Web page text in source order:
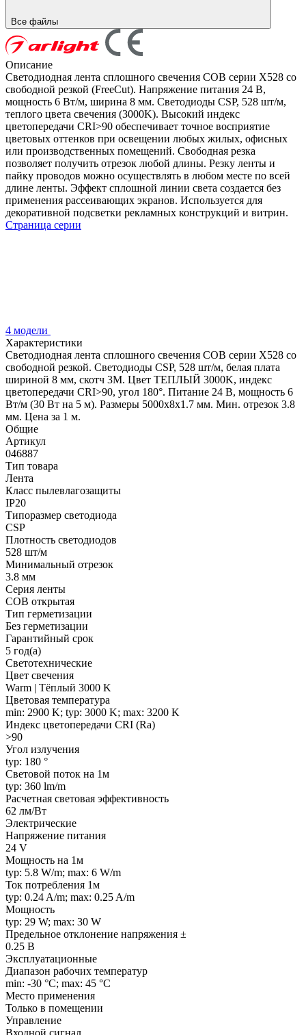
Все файлы
Описание
Светодиодная лента сплошного свечения COB серии X528 со
свободной резкой (FreeCut). Напряжение питания 24 В,
мощность 6 Вт/м, ширина 8 мм. Светодиоды CSP, 528 шт/м,
теплого цвета свечения (3000K). Высокий индекс
цветопередачи CRI>90 обеспечивает точное восприятие
цветовых оттенков при освещении любых жилых, офисных
или производственных помещений. Свободная резка
позволяет получить отрезок любой длины. Резку ленты и
пайку проводов можно осуществлять в любом месте по всей
длине ленты. Эффект сплошной линии света создается без
применения рассеивающих экранов. Используется для
декоративной подсветки рекламных конструкций и витрин.
Страница серии
4 модели
Характеристики
Светодиодная лента сплошного свечения COB серии X528 со
свободной резкой. Светодиоды CSP, 528 шт/м, белая плата
шириной 8 мм, скотч 3M. Цвет ТЕПЛЫЙ 3000K, индекс
цветопередачи CRI>90, угол 180°. Питание 24 В, мощность 6
Вт/м (30 Вт на 5 м). Размеры 5000х8х1.7 мм. Мин. отрезок 3.8
мм. Цена за 1 м.
Общие
Артикул
046887
Тип товара
Лента
Класс пылевлагозащиты
IP20
Типоразмер светодиода
CSP
Плотность светодиодов
528 шт/м
Минимальный отрезок
3.8 мм
Серия ленты
COB открытая
Тип герметизации
Без герметизации
Гарантийный срок
5 год(а)
Светотехнические
Цвет свечения
Warm | Тёплый 3000 K
Цветовая температура
min: 2900 K; typ: 3000 K; max: 3200 K
Индекс цветопередачи CRI (Ra)
>90
Угол излучения
typ: 180 °
Световой поток на 1м
typ: 360 lm/m
Расчетная световая эффективность
62 лм/Вт
Электрические
Напряжение питания
24 V
Мощность на 1м
typ: 5.8 W/m; max: 6 W/m
Ток потребления 1м
typ: 0.24 A/m; max: 0.25 A/m
Мощность
typ: 29 W; max: 30 W
Предельное отклонение напряжения ±
0.25 В
Эксплуатационные
Диапазон рабочих температур
min: -30 °C; max: 45 °C
Место применения
Только в помещении
Управление
Входной сигнал